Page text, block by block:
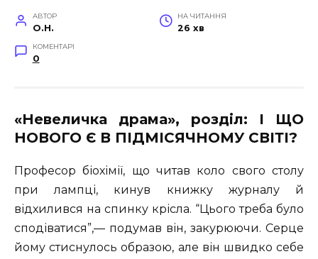
АВТОР
O.H.
НА ЧИТАННЯ
26 хв
КОМЕНТАРІ
0
«Невеличка драма», розділ: І ЩО
НОВОГО Є В ПІДМІСЯЧНОМУ СВІТІ?
Професор біохімії, що читав коло свого столу
при лампці, кинув книжку журналу й
відхилився на спинку крісла. “Цього треба було
сподіватися”,— подумав він, закурюючи. Серце
йому стиснулось образою, але він швидко себе